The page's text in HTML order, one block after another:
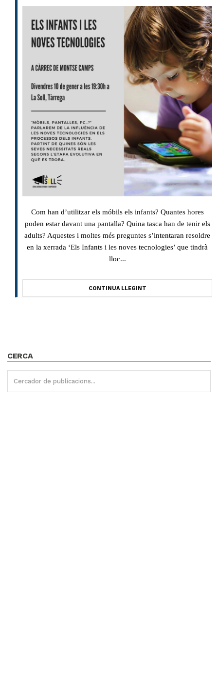
Com han d’utilitzar els móbils els infants? Quantes hores
poden estar davant una pantalla? Quina tasca han de tenir els
adults? Aquestes i moltes més preguntes s’intentaran resoldre
en la xerrada ‘Els Infants i les noves tecnologies’ que tindrà
lloc...
CONTINUA LLEGINT
CERCA